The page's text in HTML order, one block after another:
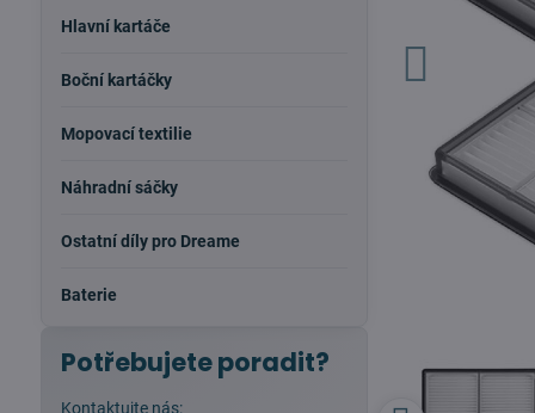
Hlavní kartáče
Boční kartáčky
Mopovací textilie
Náhradní sáčky
Ostatní díly pro Dreame
Baterie
Potřebujete poradit?
Kontaktujte nás: